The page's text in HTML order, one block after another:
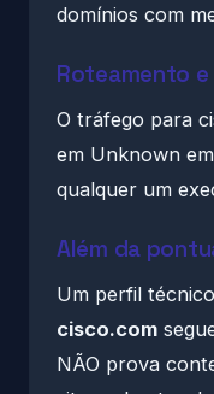
domínios com
Roteamento e
O tráfego para
em Unknown
qualquer um
Além da
Um perfil
cisco.com
NÃO prova